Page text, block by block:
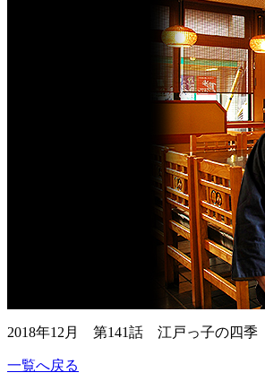
2018年12月 第141話 江戸っ子の四季
一覧へ戻る